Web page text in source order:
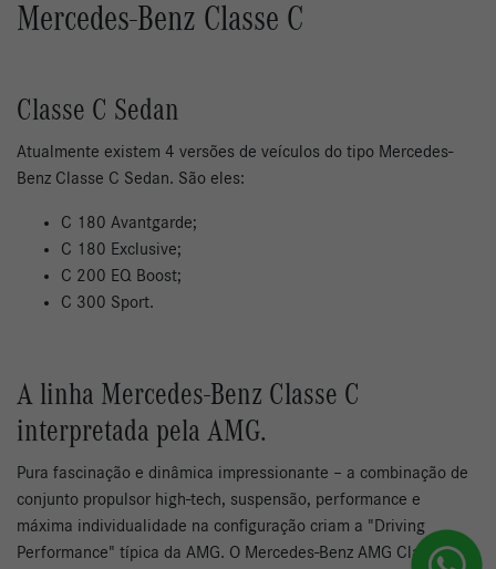
Mercedes-Benz Classe C
Classe C Sedan
Atualmente existem 4 versões de veículos do tipo Mercedes-
Benz Classe C Sedan. São eles:
C 180 Avantgarde;
C 180 Exclusive;
C 200 EQ Boost;
C 300 Sport.
A linha Mercedes-Benz Classe C
interpretada pela AMG.
Pura fascinação e dinâmica impressionante – a combinação de
conjunto propulsor high-tech, suspensão, performance e
máxima individualidade na configuração criam a "Driving
Performance" típica da AMG. O Mercedes-Benz AMG Classe C